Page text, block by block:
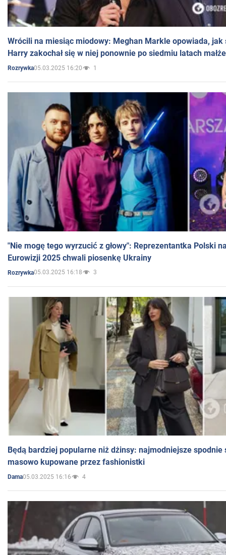
Wrócili na miesiąc miodowy: Meghan Markle opowiada, jak
Harry zakochał się w niej ponownie po siedmiu latach
Rozrywka05.03.2025 16:20 1
"Nie mogę tego wyrzucić z głowy": Reprezentantka Polski
Eurowizji 2025 chwali piosenkę Ukrainy
Rozrywka05.03.2025 16:18 3
Będą bardziej popularne niż dżinsy: najmodniejsze spodnie
masowo kupowane przez fashionistki
Dama05.03.2025 16:16 4